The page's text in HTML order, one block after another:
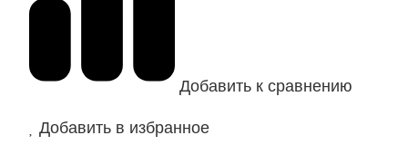
Добавить к сравнению
Добавить в избранное